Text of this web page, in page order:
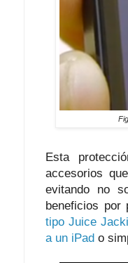
Esta
accesorios
evitando no
beneficios
tipo Juice
a un iPad o